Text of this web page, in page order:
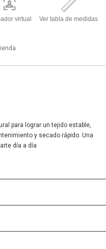
virtual Ver tabla de medidas
para lograr un tejido estable,
y secado rápido. Una
día a día